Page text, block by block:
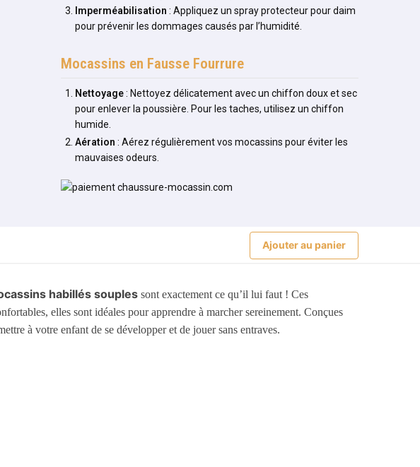
Imperméabilisation : Appliquez un spray protecteur pour daim
pour prévenir les dommages causés par l’humidité.
Mocassins en Fausse Fourrure
Nettoyage: Nettoyez délicatement avec un chiffon doux et sec
pour enlever la poussière. Pour les taches, utilisez un chiffon
humide.
Aération : Aérez régulièrement vos mocassins pour éviter les
mauvaises odeurs.
Ajouter au panier
habillés souples sont exactement ce qu’il lui faut ! Ces
elles sont idéales pour apprendre à marcher sereinement. Conçues
à votre enfant de se développer et de jouer sans entraves.